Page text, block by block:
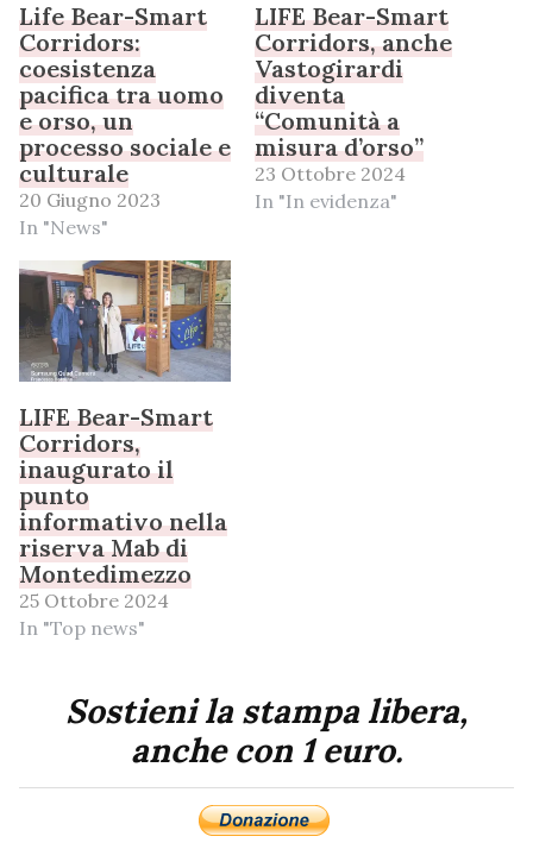
Life Bear-Smart
Corridors:
coesistenza
pacifica tra uomo
e orso, un
processo sociale e
culturale
20 Giugno 2023
In "News"
LIFE Bear-Smart
Corridors, anche
Vastogirardi
diventa
“Comunità a
misura d’orso”
23 Ottobre 2024
In "In evidenza"
LIFE Bear-Smart
Corridors,
inaugurato il
punto
informativo nella
riserva Mab di
Montedimezzo
25 Ottobre 2024
In "Top news"
Sostieni la stampa libera,
anche con 1 euro.